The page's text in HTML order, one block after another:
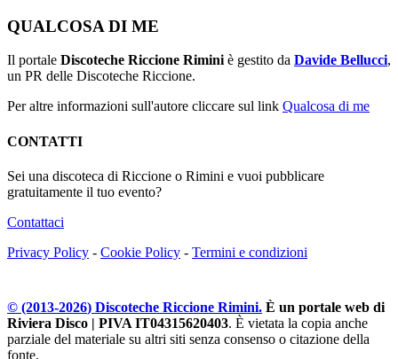
QUALCOSA DI ME
Il portale Discoteche Riccione Rimini è gestito da Davide Bellucci,
un PR delle Discoteche Riccione.
Per altre informazioni sull'autore cliccare sul link Qualcosa di me
CONTATTI
Sei una discoteca di Riccione o Rimini e vuoi pubblicare
gratuitamente il tuo evento?
Contattaci
Privacy Policy - Cookie Policy - Termini e condizioni
© (2013-2026) Discoteche Riccione Rimini. È un portale web di
Riviera Disco | PIVA IT04315620403. È vietata la copia anche
parziale del materiale su altri siti senza consenso o citazione della
fonte.